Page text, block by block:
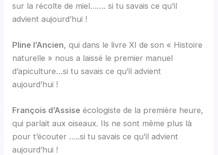
sur la récolte de miel……. si tu savais ce qu’il
advient aujourd’hui !
Pline l’Ancien, qui dans le livre XI de son « Histoire
naturelle » nous a laissé le premier manuel
d’apiculture…si tu savais ce qu’il advient
aujourd’hui !
François d’Assise écologiste de la première heure,
qui parlait aux oiseaux. Ils ne sont même plus là
pour t’écouter …..si tu savais ce qu’il advient
aujourd’hui !